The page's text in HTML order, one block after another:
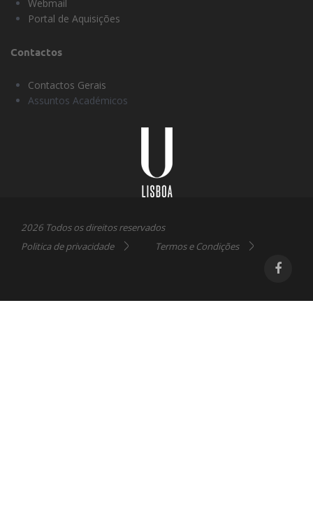
Webmail
Portal de Aquisições
Contactos
Contactos Gerais
Assuntos Académicos
2026 Todos os direitos reservados
Politica de privacidade
Termos e Condições